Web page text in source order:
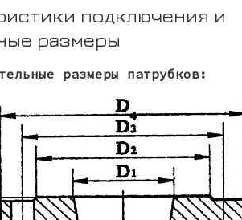
подключения и
размеры
размеры патрубков: